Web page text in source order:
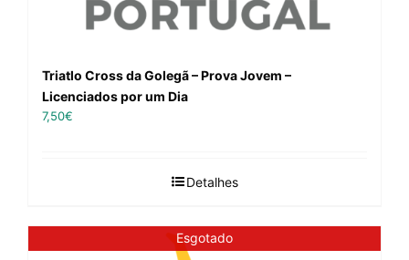
Triatlo Cross da Golegã – Prova Jovem –
Licenciados por um Dia
7,50€
Detalhes
Esgotado